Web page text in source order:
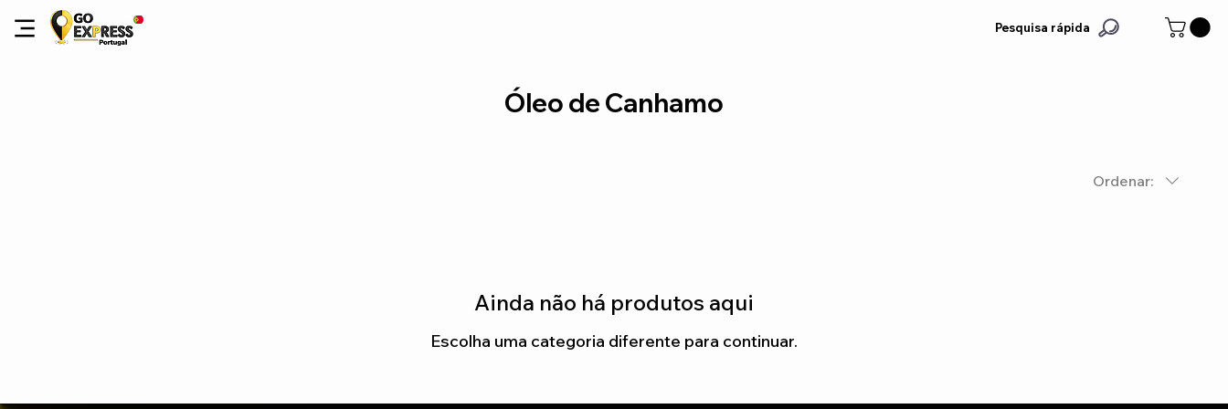
Pesquisa rápida
Óleo de Canhamo
Ordenar:
Ainda não há produtos aqui
Escolha uma categoria diferente para continuar.